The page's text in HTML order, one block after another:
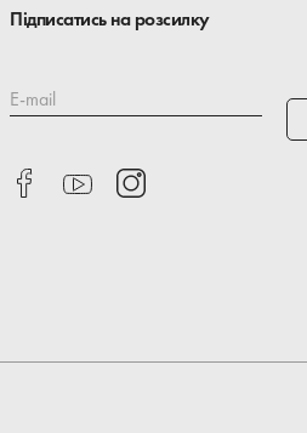
Підписатись на розсилку
E-mail